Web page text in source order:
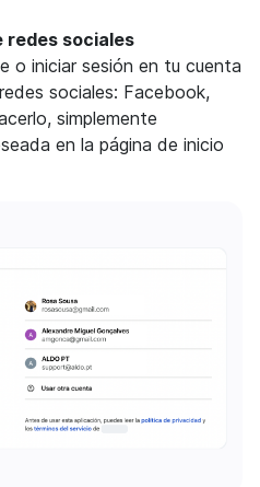
redes sociales
o iniciar sesión en tu cuenta
sociales: Facebook,
simplemente
en la página de inicio